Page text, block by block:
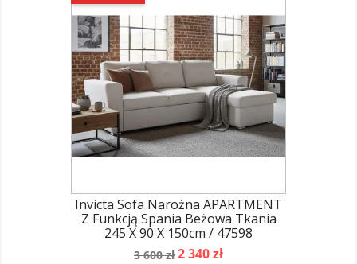
Invicta Sofa Narożna APARTMENT
Z Funkcją Spania Beżowa Tkania
245 X 90 X 150cm / 47598
Cena
3 600 zł Cena
2 340 zł